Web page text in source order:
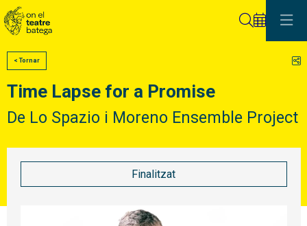
< Tornar
Time Lapse for a Promise
De Lo Spazio i Moreno Ensemble Project
Finalitzat